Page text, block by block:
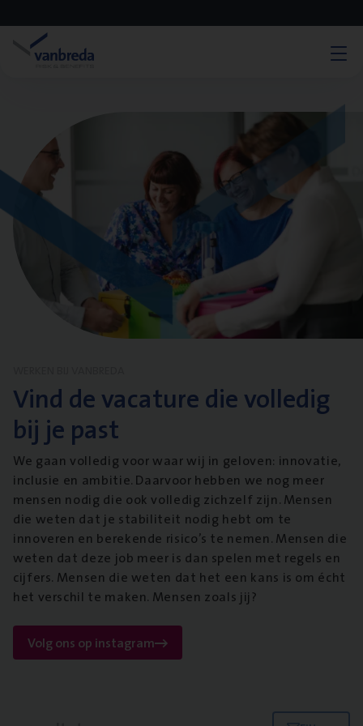
Vind de vacature die volledig
bij je past
We gaan volledig voor waar wij in geloven: innovatie,
inclusie en ambitie. Daarvoor hebben we nog meer
mensen nodig die ook volledig zichzelf zijn. Mensen
die weten dat je stabiliteit nodig hebt om te
innoveren en berekende risico’s te nemen. Mensen die
weten dat deze job meer is dan spelen met regels en
cijfers. Mensen die weten dat het een kans is om écht
het verschil te maken. Mensen zoals jij?
Volg ons op instagram